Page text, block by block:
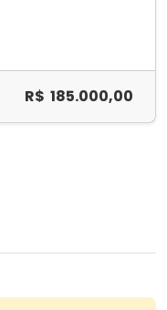
R$ 185.000,00